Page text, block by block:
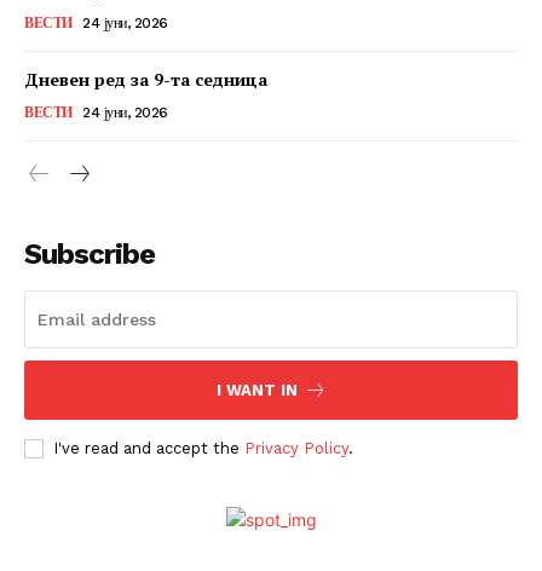
ВЕСТИ 24 јуни, 2026
Дневен ред за 9-та седница
ВЕСТИ 24 јуни, 2026
Subscribe
I WANT IN
I've read and accept the Privacy Policy.